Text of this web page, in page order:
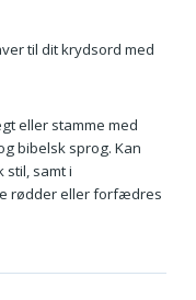
til dit krydsord med
eller stamme med
bibelsk sprog. Kan
stil, samt i
rødder eller forfædres